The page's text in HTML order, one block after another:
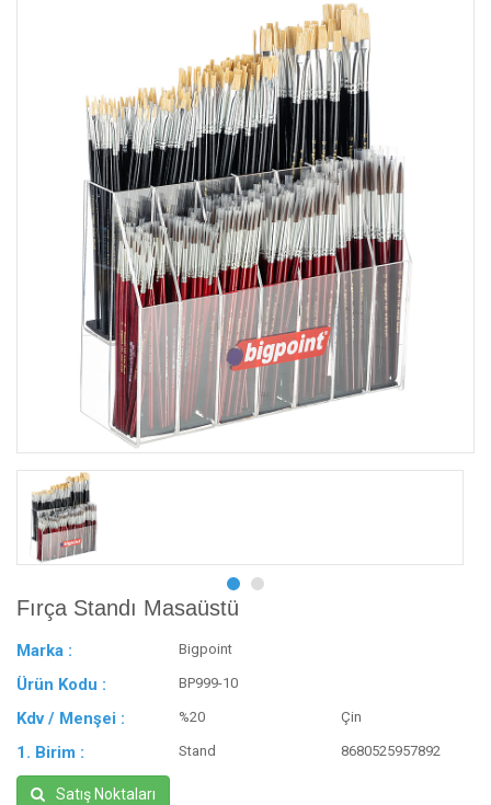
Fırça Standı Masaüstü
Marka : Bigpoint
Ürün Kodu : BP999-10
Kdv / Menşei : %20 Çin
1. Birim : Stand 8680525957892
Satış Noktaları